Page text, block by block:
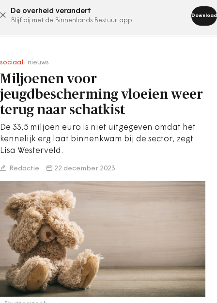
De overheid verandert
Blijf bij met de Binnenlands Bestuur app
Download
abonneer nu
sociaal nieuws
Miljoenen voor
jeugdbescherming vloeien weer
terug naar schatkist
De 33,5 miljoen euro is niet uitgegeven omdat het
kennelijk erg laat binnenkwam bij de sector, zegt
Lisa Westerveld.
Redactie 22 december 2023